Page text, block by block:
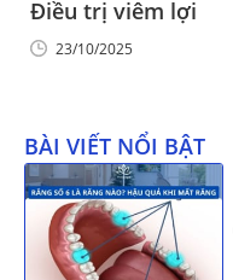
Điều trị viêm lợi
23/10/2025
BÀI VIẾT NỔI BẬT